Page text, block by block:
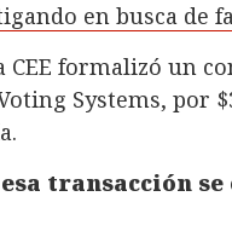
en busca de
CEE formalizó un
Systems, por
transacción